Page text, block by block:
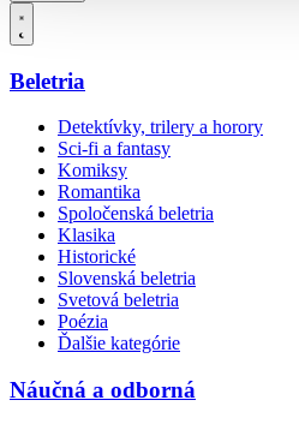
Beletria
Detektívky, trilery a horory
Sci-fi a fantasy
Komiksy
Romantika
Spoločenská beletria
Klasika
Historické
Slovenská beletria
Svetová beletria
Poézia
Ďalšie kategórie
Náučná a odborná